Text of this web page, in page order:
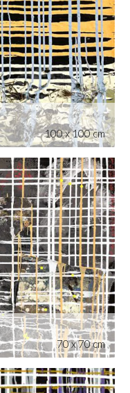
100 x 100 cm
70 x 70 cm